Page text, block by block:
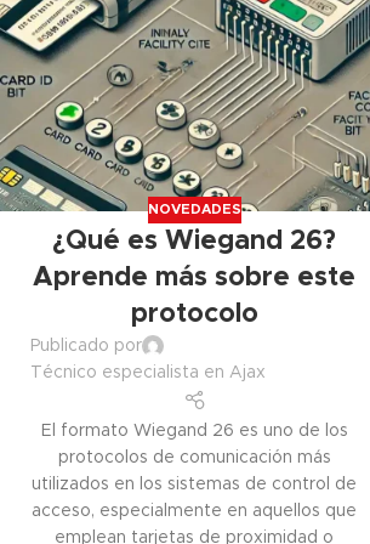
NOVEDADES
¿Qué es Wiegand 26?
Aprende más sobre este
protocolo
Publicado por
Técnico especialista en Ajax
El formato Wiegand 26 es uno de los
protocolos de comunicación más
utilizados en los sistemas de control de
acceso, especialmente en aquellos que
emplean tarjetas de proximidad o